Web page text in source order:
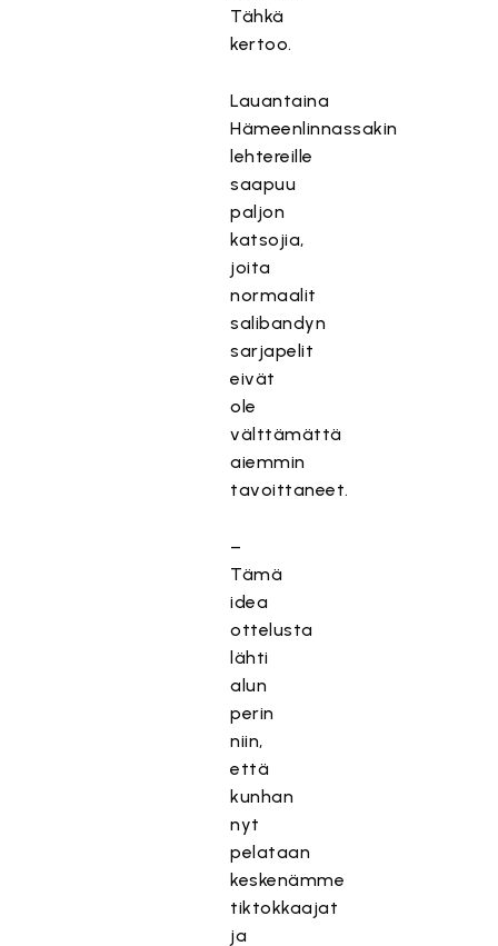
Tähkä
kertoo.
Lauantaina
Hämeenlinnassakin
lehtereille
saapuu
paljon
katsojia,
joita
normaalit
salibandyn
sarjapelit
eivät
ole
välttämättä
aiemmin
tavoittaneet.
–
Tämä
idea
ottelusta
lähti
alun
perin
niin,
että
kunhan
nyt
pelataan
keskenämme
tiktokkaajat
ja